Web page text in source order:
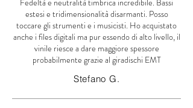
estesi e tridimensionalità disarmanti. Posso
toccare gli strumenti e i musicisti. Ho acquistato
anche i files digitali ma pur essendo di alto livello, il
vinile riesce a dare maggiore spessore
probabilmente grazie al giradischi EMT
Stefano G.